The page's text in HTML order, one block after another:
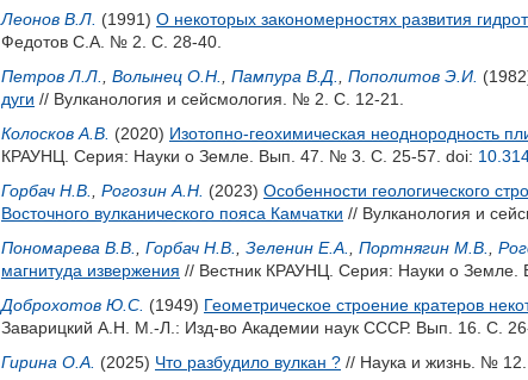
Леонов В.Л. (1991) О некоторых закономерностях развития
Федотов С.А. № 2. С. 28-40.
Петров Л.Л.
Волынец О.Н. Пампура В.Д. Пополитов Э.И.
дуги // Вулканология и сейсмология. № 2. С. 12-21.
Колосков А.В. (2020) Изотопно-геохимическая неоднородность
КРАУНЦ. Серия: Науки о Земле. Вып. 47. № 3. С. 25-57. doi:
Горбач Н.В.
Рогозин А.Н. (2023) Особенности геологического
Восточного вулканического пояса Камчатки // Вулканология и
Пономарева В.В.
Горбач Н.В. Зеленин Е.А. Портнягин М.В.
магнитуда извержения // Вестник КРАУНЦ. Серия: Науки о
Доброхотов Ю.С. (1949) Геометрическое строение кратеров
Заварицкий А.Н.
М.-Л.: Изд-во Академии наук СССР. Вып. 16. С.
Гирина О.А. (2025) Что разбудило вулкан ? // Наука и жизнь. № 12.